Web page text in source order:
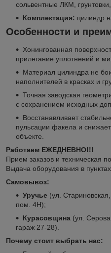
сольвентные ЛКМ,
Комплектация: цилиндр
Особенности и
Хонингованная
прилегание уплотнений и
Материал цилиндра не
наполнителей в красках и
Точная заводская
с сохранением исходных
Восстанавливает
пульсации факела и
объекте.
Работаем ЕЖЕДНЕВНО!!!
Прием заказов и техническая
Выдача оборудования в
Самовывоз:
Уручье (ул.
пом. 4Н);
Курасовщина (ул.
гараж 27-28).
Почему стоит выбрать нас: